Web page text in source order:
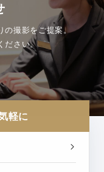
の撮影をご提案。
ださい。
軽に